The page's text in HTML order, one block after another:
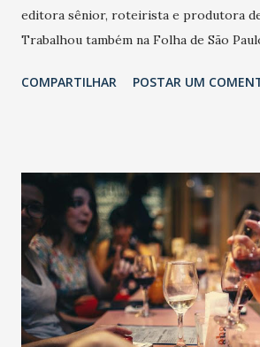
editora sênior, roteirista e produtora
Trabalhou também na Folha de São
COMPARTILHAR POSTAR UM